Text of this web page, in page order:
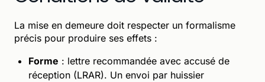
La mise en demeure doit respecter un formalisme
précis pour produire ses effets :
Forme : lettre recommandée avec accusé de
réception (LRAR). Un envoi par huissier